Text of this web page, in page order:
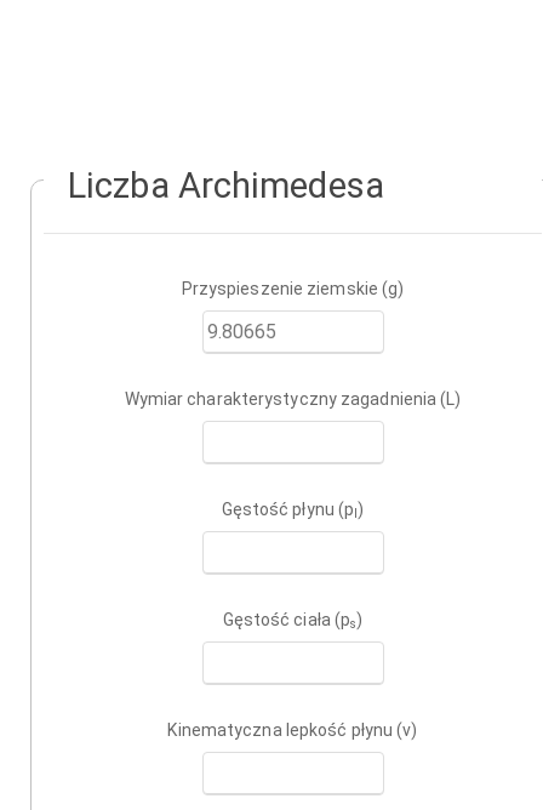
Liczba Archimedesa
Przyspieszenie ziemskie (g)
Wymiar charakterystyczny zagadnienia (L)
Gęstość płynu (p )
Gęstość ciała (ps)
Kinematyczna lepkość płynu (v)